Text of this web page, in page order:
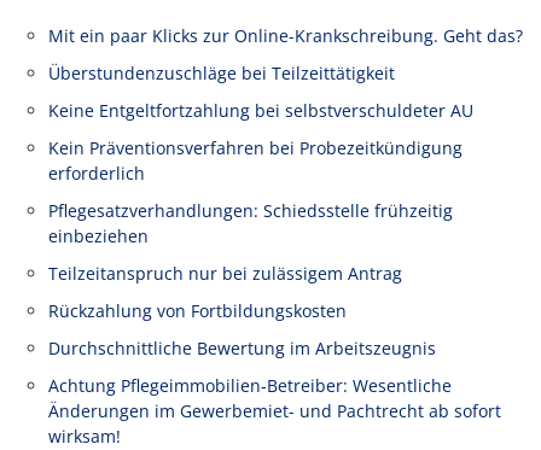
Mit ein paar Klicks zur Online-Krankschreibung. Geht das?
Überstundenzuschläge bei Teilzeittätigkeit
Keine Entgeltfortzahlung bei selbstverschuldeter AU
Kein Präventionsverfahren bei Probezeitkündigung
erforderlich
Pflegesatzverhandlungen: Schiedsstelle frühzeitig
einbeziehen
Teilzeitanspruch nur bei zulässigem Antrag
Rückzahlung von Fortbildungskosten
Durchschnittliche Bewertung im Arbeitszeugnis
Achtung Pflegeimmobilien-Betreiber: Wesentliche
Änderungen im Gewerbemiet- und Pachtrecht ab sofort
wirksam!